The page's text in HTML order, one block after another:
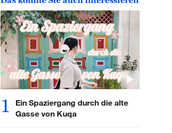
1
Ein Spaziergang durch die alte
Gasse von Kuqa